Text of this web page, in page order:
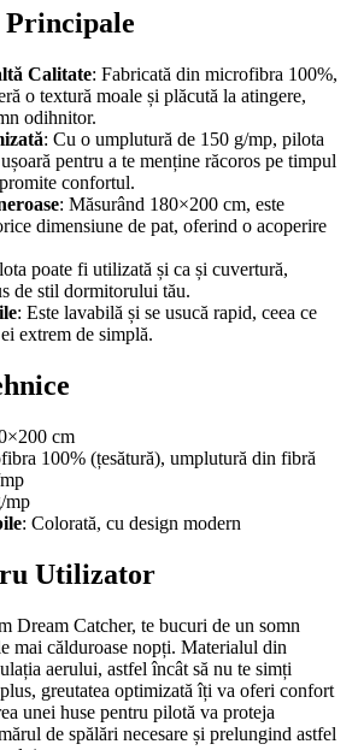
Calitate: Fabricată din microfibra 100%,
o textură moale și plăcută la atingere,
odihnitor.
: Cu o umplutură de 150 g/mp, pilota
pentru a te menține răcoros pe timpul
confortul.
: Măsurând 180×200 cm, este
dimensiune de pat, oferind o acoperire
poate fi utilizată și ca și cuvertură,
de stil dormitorului tău.
: Este lavabilă și se usucă rapid, ceea ce
extrem de simplă.
cm
100% (țesătură), umplutură din fibră
mp
: Colorată, cu design modern
Utilizator
Dream Catcher, te bucuri de un somn
mai călduroase nopți. Materialul din
aerului, astfel încât să nu te simți
greutatea optimizată îți va oferi confort
unei huse pentru pilotă va proteja
de spălări necesare și prelungind astfel